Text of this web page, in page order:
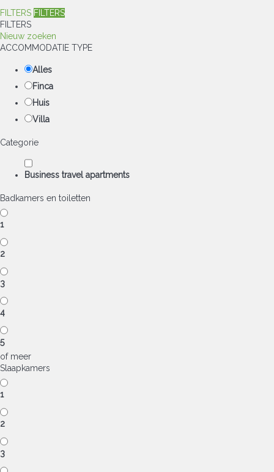
FILTERS FILTERS
FILTERS
Nieuw zoeken
ACCOMMODATIE TYPE
Alles
Finca
Huis
Villa
Categorie
Business travel apartments
Badkamers en toiletten
1
2
3
4
5
of meer
Slaapkamers
1
2
3